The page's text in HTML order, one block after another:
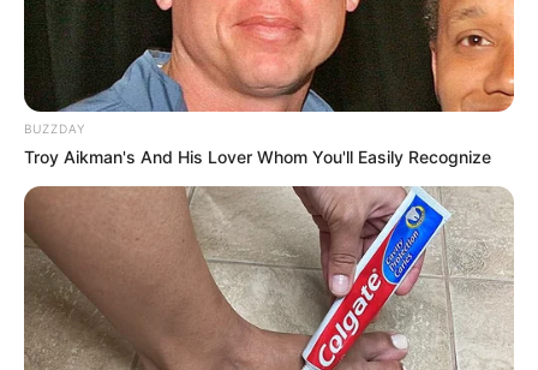
Prefeitura realiza a maior entrega de
motocicletas aos Agentes de Saúde da
história...
R$ 4,61 bilhões para 2,7 milhões de
Agente de Saúde é indiciada por
falsificar visitas que nunca aconteceram.
MATÉRIAS EM DESTAQUES
BUZZDAY
Troy Aikman's And His Lover Whom You'll Easily Recognize